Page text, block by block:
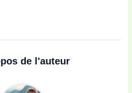
de l'auteur